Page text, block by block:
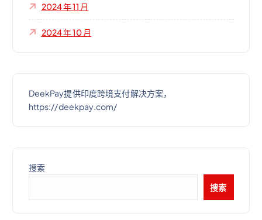
2024 年 11 月
2024 年 10 月
DeekPay提供印度跨境支付解决方案，
https://deekpay.com/
搜索
搜索